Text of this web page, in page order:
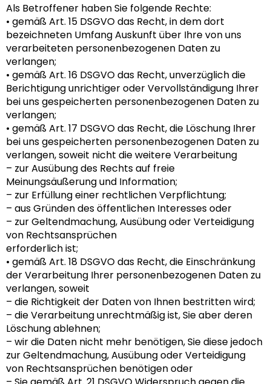
Als Betroffener haben Sie folgende Rechte:
• gemäß Art. 15 DSGVO das Recht, in dem dort
bezeichneten Umfang Auskunft über Ihre von uns
verarbeiteten personenbezogenen Daten zu
verlangen;
• gemäß Art. 16 DSGVO das Recht, unverzüglich die
Berichtigung unrichtiger oder Vervollständigung Ihrer
bei uns gespeicherten personenbezogenen Daten zu
verlangen;
• gemäß Art. 17 DSGVO das Recht, die Löschung Ihrer
bei uns gespeicherten personenbezogenen Daten zu
verlangen, soweit nicht die weitere Verarbeitung
– zur Ausübung des Rechts auf freie
Meinungsäußerung und Information;
– zur Erfüllung einer rechtlichen Verpflichtung;
– aus Gründen des öffentlichen Interesses oder
– zur Geltendmachung, Ausübung oder Verteidigung
von Rechtsansprüchen
erforderlich ist;
• gemäß Art. 18 DSGVO das Recht, die Einschränkung
der Verarbeitung Ihrer personenbezogenen Daten zu
verlangen, soweit
– die Richtigkeit der Daten von Ihnen bestritten wird;
– die Verarbeitung unrechtmäßig ist, Sie aber deren
Löschung ablehnen;
– wir die Daten nicht mehr benötigen, Sie diese jedoch
zur Geltendmachung, Ausübung oder Verteidigung
von Rechtsansprüchen benötigen oder